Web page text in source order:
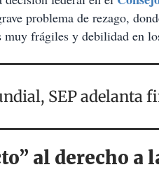
problema de rezago,
muy frágiles y debilidad en
SEP adelanta
al derecho a